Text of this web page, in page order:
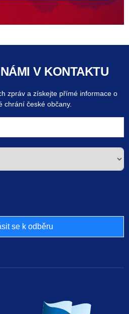
V KONTAKTU
zpráv a získejte přímé informace o
chrání české občany.
se k odběru